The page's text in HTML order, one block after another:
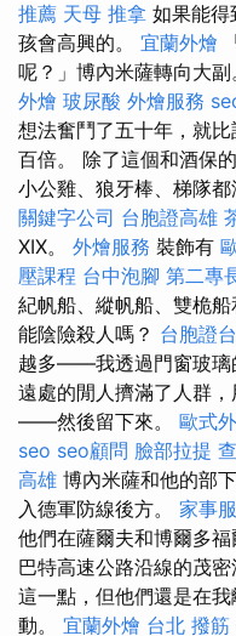
推薦 天母 推拿 如果能得
孩會高興的。 宜蘭外燴
呢？」博內米薩轉向大副
外燴 玻尿酸 外燴服務
想法奮鬥了五十年，就
百倍。 除了這個和酒保
小公雞、狼牙棒、梯隊都
關鍵字公司 台胞證高雄
XIX。 外燴服務 裝飾有
壓課程 台中泡腳 第二專
紀帆船、縱帆船、雙桅
能陰險殺人嗎？ 台胞證
越多——我透過門窗玻璃
遠處的閒人擠滿了人群
——然後留下來。 歐式
seo seo顧問 臉部拉提
高雄 博內米薩和他的部
入德軍防線後方。 家事
他們在薩爾夫和博爾多
巴特高速公路沿線的茂
這一點，但他們還是在
動。 宜蘭外燴 台北 撥筋